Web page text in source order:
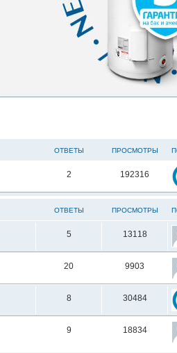
ОТВЕТЫ ПРОСМОТРЫ
2 192316
ОТВЕТЫ ПРОСМОТРЫ
5 13118
20 9903
8 30484
9 18834